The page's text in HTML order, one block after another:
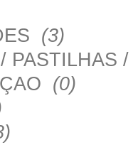
(3)
PASTILHAS
(0)